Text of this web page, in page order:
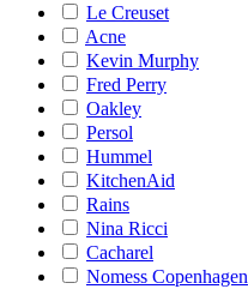
Le Creuset
Acne
Kevin Murphy
Fred Perry
Oakley
Persol
Hummel
KitchenAid
Rains
Nina Ricci
Cacharel
Nomess Copenhagen